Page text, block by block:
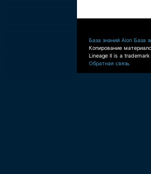
База знаний Aion База
Копирование
Lineage II is a
Обратная связь